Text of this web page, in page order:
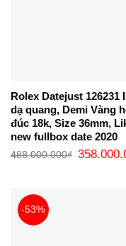
Rolex Datejust 126231
dạ quang, Demi Vàng
đúc 18k, Size 36mm,
new fullbox date 2020
488.000.000₫
Giá
gốc
-53%